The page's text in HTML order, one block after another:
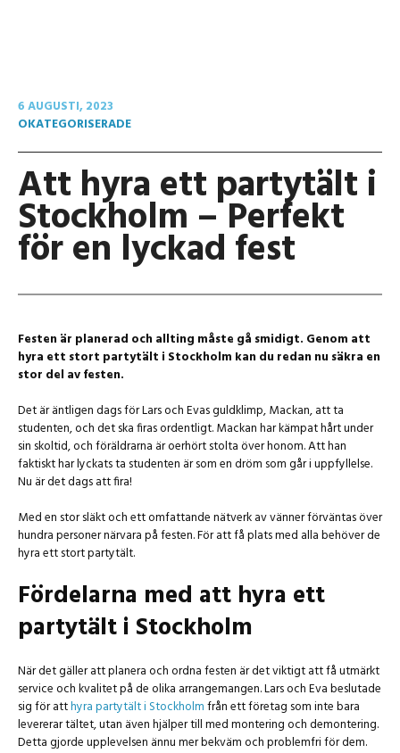
6 AUGUSTI, 2023
OKATEGORISERADE
Att hyra ett partytält i
Stockholm – Perfekt
för en lyckad fest
Festen är planerad och allting måste gå smidigt. Genom att
hyra ett stort partytält i Stockholm kan du redan nu säkra en
stor del av festen.
Det är äntligen dags för Lars och Evas guldklimp, Mackan, att ta
studenten, och det ska firas ordentligt. Mackan har kämpat hårt under
sin skoltid, och föräldrarna är oerhört stolta över honom. Att han
faktiskt har lyckats ta studenten är som en dröm som går i uppfyllelse.
Nu är det dags att fira!
Med en stor släkt och ett omfattande nätverk av vänner förväntas över
hundra personer närvara på festen. För att få plats med alla behöver de
hyra ett stort partytält.
Fördelarna med att hyra ett
partytält i Stockholm
När det gäller att planera och ordna festen är det viktigt att få utmärkt
service och kvalitet på de olika arrangemangen. Lars och Eva beslutade
sig för atthyra partytält i Stockholmfrån ett företag som inte bara
levererar tältet, utan även hjälper till med montering och demontering.
Detta gjorde upplevelsen ännu mer bekväm och problemfri för dem.